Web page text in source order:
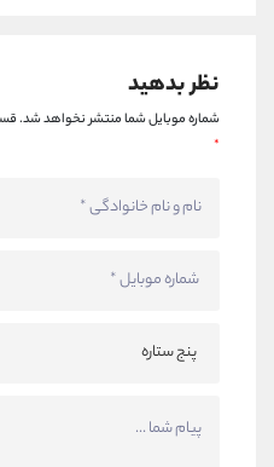
نظر بدهید
شماره موبایل شما منتشر نخواهد شد.
*